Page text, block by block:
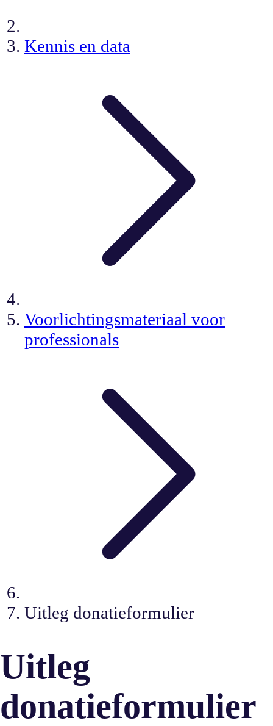
Kennis en data
Voorlichtingsmateriaal voor
professionals
Uitleg donatieformulier
Uitleg
donatieformulier